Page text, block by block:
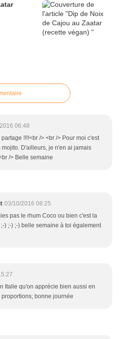
06:48
!!!!<br /> <br /> Pour moi c'est
mojito. D'ailleurs, je n'en ai jamais
/> Belle semaine
03/10/2016 08:25
pas le rhum Coco ou bien c'est la
) ;-) ;-) belle semaine à toi également
Italie qu'on apprécie bien aussi en
proportions; bonne journée